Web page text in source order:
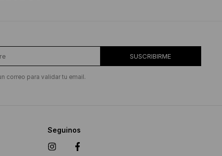
SUSCRIBIRME
correo para validar tu email.
Seguinos